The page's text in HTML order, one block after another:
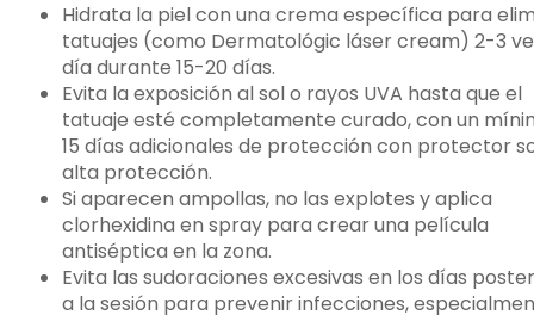
Hidrata la piel con una crema específica para
tatuajes (como Dermatológic láser cream) 2-3
día durante 15-20 días.
Evita la exposición al sol o rayos UVA hasta que el
tatuaje esté completamente curado, con un
15 días adicionales de protección con protector
alta protección.
Si aparecen ampollas, no las explotes y aplica
clorhexidina en spray para crear una película
antiséptica en la zona.
Evita las sudoraciones excesivas en los días
a la sesión para prevenir infecciones,